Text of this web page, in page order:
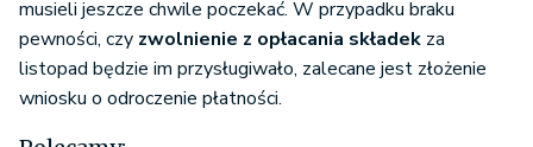
musieli jeszcze chwile poczekać. W przypadku braku
pewności, czy zwolnienie z opłacania składek za
listopad będzie im przysługiwało, zalecane jest złożenie
wniosku o odroczenie płatności.